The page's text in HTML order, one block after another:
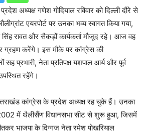
अध्यक्ष गणेश गोदियाल रविवार को दिल्ली दौरे से
एयरपोर्ट पर उनका भव्य स्वागत किया गया,
रावत और सैकड़ों कार्यकर्ता मौजूद रहे। आज वह
ग्रहण करेंगे। इस मौके पर कांग्रेस की
सह प्रभारी, नेता प्रतिपक्ष यशपाल आर्य और पूर्व
रहेंगे।
कांग्रेस के प्रदेश अध्यक्ष रह चुके हैं। उनका
में थैलीसैंण विधानसभा सीट से शुरू हुआ, जिसमें
भाजपा के दिग्गज नेता रमेश पोखरियाल